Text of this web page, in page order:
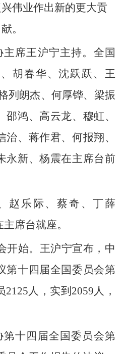
伟业作出新的更大贡
献。
席王沪宁主持。全国
胡春华、沈跃跃、王
列朗杰、何厚铧、梁振
鸿、高云龙、穆虹、
治、蒋作君、何报翔、
永新、杨震在主席台前
赵乐际、蔡奇、丁薛
席台就座。
开始。王沪宁宣布，中
第十四届全国委员会第
人，实到2059人，
十四届全国委员会第